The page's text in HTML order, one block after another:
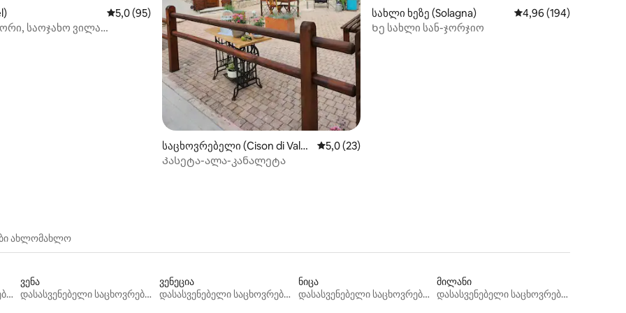
4,97, 77 მიმოხილვა
საშუალო შეფასებაა 5‑დან 5,0, 95 მიმოხილვა
5,0 (95)
საოჯახო ვილა
საცხოვრებელი (Cison di Valm
arino)
საშუალო შეფასებაა 5‑დან 5,0, 23 მიმოხილვა
5,0 (23)
Კასეტა-ალა-კანალეტა
სახლი ხეზე (Solagna) საშუალო შეფასებაა
4,96 (194)
Ხე სახლი სან-ჯორჯიო
ახლომახლო
დასასვენებელი საცხოვრებლები
ვენა
დასასვენებელი საცხოვრებლები
ვენეცია
დასასვენებელი საცხოვრებლები
ნიცა
დასასვენებელი საცხოვრებლები
მილანი
დასასვენებელი საცხოვრებლები